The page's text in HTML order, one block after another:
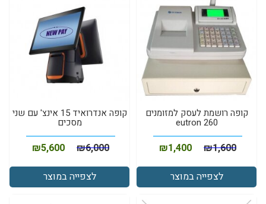
קופה רושמת לעסק למזומנים
eutron 260
₪1,600
₪1,400
לצפייה במוצר
קופה אנדרואיד 15 אינצ' עם שני
מסכים
₪6,000
₪5,600
לצפייה במוצר